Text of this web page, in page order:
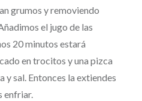
grumos y removiendo
el jugo de las
20 minutos estará
en trocitos y una pizca
y sal. Entonces la extiendes
enfriar.